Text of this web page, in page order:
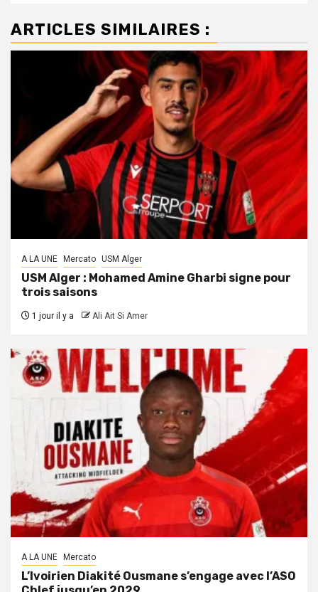
ARTICLES SIMILAIRES :
A LA UNE Mercato USM Alger
USM Alger : Mohamed Amine Gharbi signe pour
trois saisons
1 jour il y a Ali Ait Si Amer
A LA UNE Mercato
L’Ivoirien Diakité Ousmane s’engage avec l’ASO